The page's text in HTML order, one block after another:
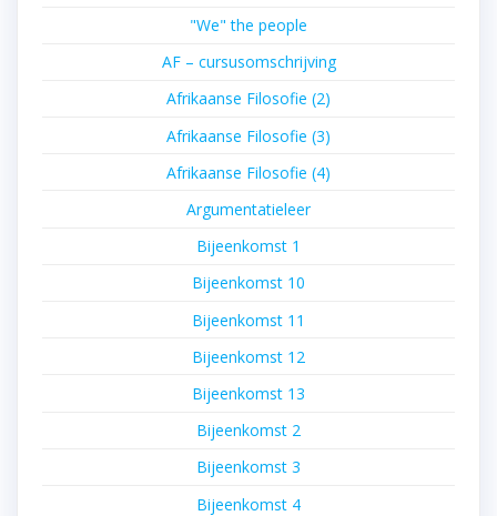
"We" the people
AF – cursusomschrijving
Afrikaanse Filosofie (2)
Afrikaanse Filosofie (3)
Afrikaanse Filosofie (4)
Argumentatieleer
Bijeenkomst 1
Bijeenkomst 10
Bijeenkomst 11
Bijeenkomst 12
Bijeenkomst 13
Bijeenkomst 2
Bijeenkomst 3
Bijeenkomst 4